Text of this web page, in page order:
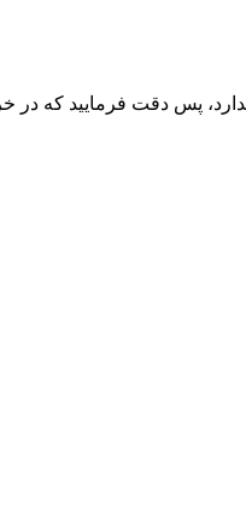
پس دقت فرمایید که در